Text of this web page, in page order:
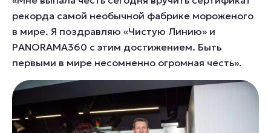
рекорда самой необычной фабрике мороженого
в мире. Я поздравляю «Чистую Линию» и
PANORAMA360 с этим достижением. Быть
первыми в мире несомненно огромная честь».